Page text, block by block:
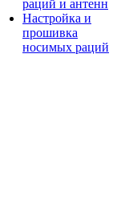
раций и антенн
Настройка и
прошивка
носимых раций